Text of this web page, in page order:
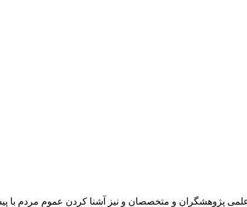
علمی پژوهشگران و متخصصان و نیز آشنا کردن عموم مردم